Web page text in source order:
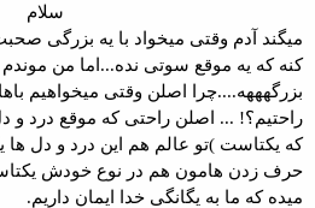
م
و
ض
و
ع
سلام
میگند آدم وقتی میخواد با یه بزرگی
کنه که یه موقع سوتی نده...اما من
بزرگهههه....چرا اصلن وقتی میخواهیم
راحتیم؟! ... اصلن راحتی که موقع درد و
که یکتاست )تو عالم هم این درد و دل ها
حرف زدن هامون هم در نوع خودش
میده که ما به یگانگی خدا ایمان داریم.